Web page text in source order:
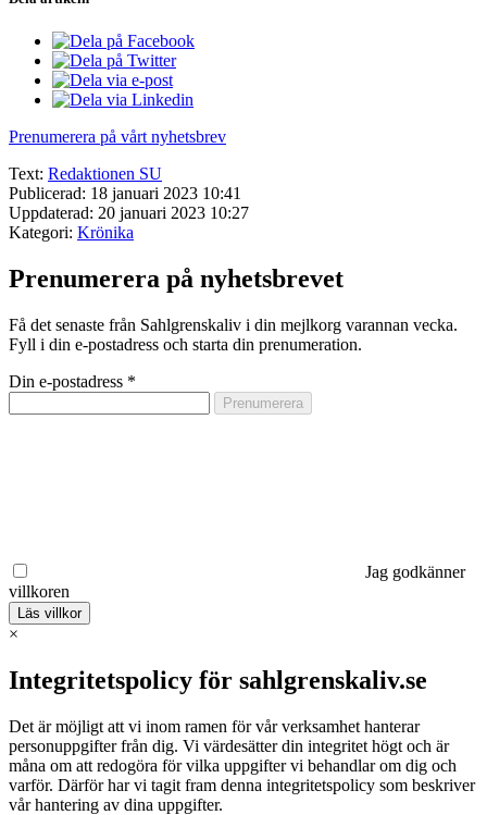
Prenumerera på vårt nyhetsbrev
Text: Redaktionen SU
Publicerad: 18 januari 2023 10:41
Uppdaterad: 20 januari 2023 10:27
Kategori: Krönika
Prenumerera på nyhetsbrevet
Få det senaste från Sahlgrenskaliv i din mejlkorg varannan vecka.
Fyll i din e-postadress och starta din prenumeration.
Din e-postadress *
Jag godkänner
villkoren
Läs villkor
×
Integritetspolicy för sahlgrenskaliv.se
Det är möjligt att vi inom ramen för vår verksamhet hanterar
personuppgifter från dig. Vi värdesätter din integritet högt och är
måna om att redogöra för vilka uppgifter vi behandlar om dig och
varför. Därför har vi tagit fram denna integritetspolicy som beskriver
vår hantering av dina uppgifter.